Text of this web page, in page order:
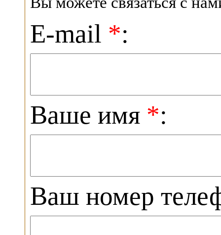
E-mail *:
Ваше имя *:
Ваш номер